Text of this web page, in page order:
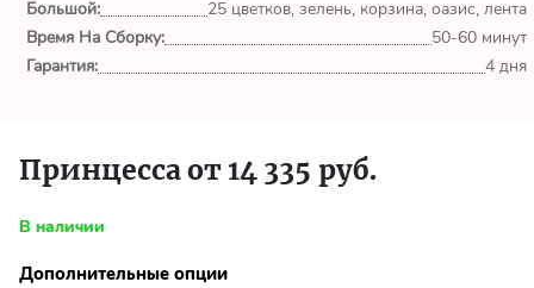
555
Большой:
25 цветков, зелень, корзина, оазис, лента
Время На Сборку:
50-60 минут
Гарантия:
4 дня
Принцесса от 14 335 руб.
В наличии
Дополнительные опции